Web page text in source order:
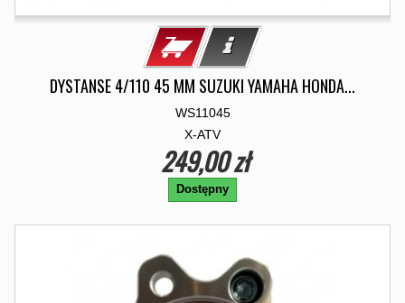
DYSTANSE 4/110 45 MM SUZUKI YAMAHA HONDA...
WS11045
X-ATV
249,00 zł
Dostępny